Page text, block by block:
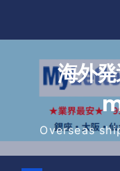
content
海外
Overseas